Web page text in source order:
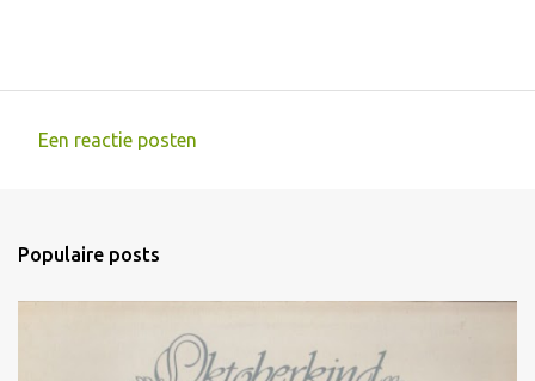
c
t
Een reactie posten
Populaire posts